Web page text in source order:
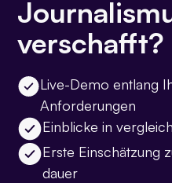
verschafft?
Live-Demo entlang
Anforderungen
Einblicke in
Erste Einschätzung
dauer